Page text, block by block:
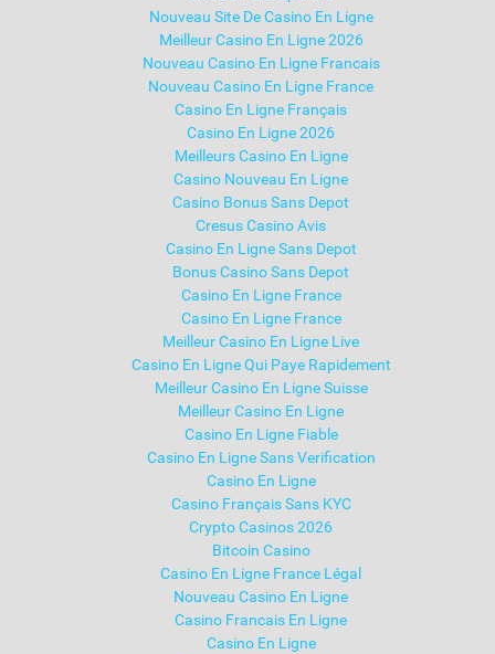
Nouveau Site De Casino En Ligne
Meilleur Casino En Ligne 2026
Nouveau Casino En Ligne Francais
Nouveau Casino En Ligne France
Casino En Ligne Français
Casino En Ligne 2026
Meilleurs Casino En Ligne
Casino Nouveau En Ligne
Casino Bonus Sans Depot
Cresus Casino Avis
Casino En Ligne Sans Depot
Bonus Casino Sans Depot
Casino En Ligne France
Casino En Ligne France
Meilleur Casino En Ligne Live
Casino En Ligne Qui Paye Rapidement
Meilleur Casino En Ligne Suisse
Meilleur Casino En Ligne
Casino En Ligne Fiable
Casino En Ligne Sans Verification
Casino En Ligne
Casino Français Sans KYC
Crypto Casinos 2026
Bitcoin Casino
Casino En Ligne France Légal
Nouveau Casino En Ligne
Casino Francais En Ligne
Casino En Ligne